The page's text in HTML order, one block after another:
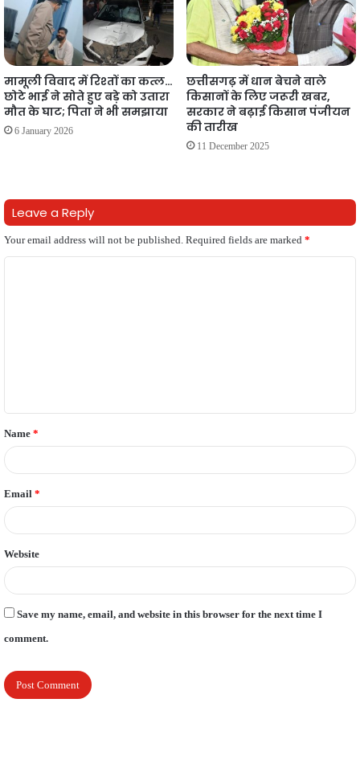
मामूली विवाद में रिश्तों का कत्ल…
छोटे भाई ने सोते हुए बड़े को उतारा
मौत के घाट; पिता ने भी समझाया
6 January 2026
छत्तीसगढ़ में धान बेचने वाले
किसानों के लिए जरूरी खबर,
सरकार ने बढ़ाई किसान पंजीयन
की तारीख
11 December 2025
Leave a Reply
Your email address will not be published. Required fields are marked *
t
*
Name *
Email *
Website
Save my name, email, and website in this browser for the next time I
comment.